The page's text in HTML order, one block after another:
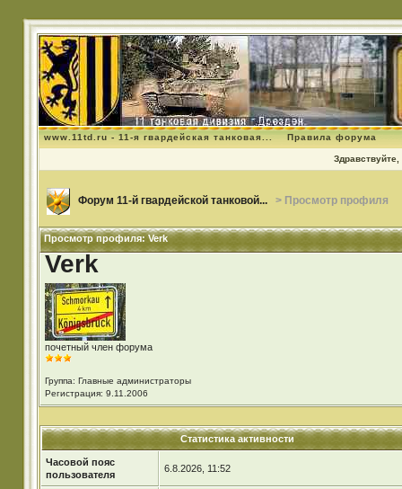
www.11td.ru - 11-я гвардейская танковая... Правила форума
Здравствуйте,
Форум 11-й гвардейской танковой... > Просмотр профиля
Просмотр профиля: Verk
Verk
почетный член форума
Группа: Главные администраторы
Регистрация: 9.11.2006
Статистика активности
Часовой пояс
пользователя
6.8.2026, 11:52